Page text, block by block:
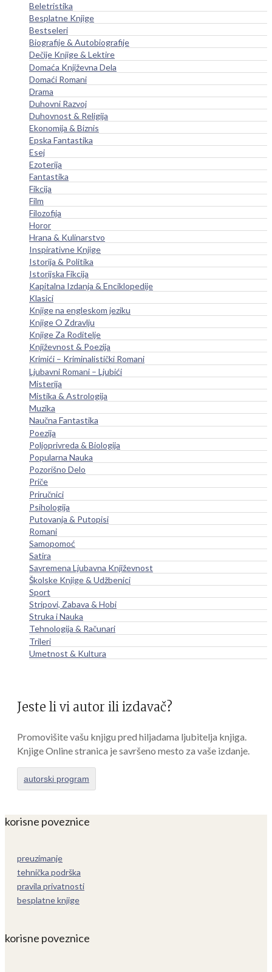
Beletristika
Besplatne Knjige
Bestseleri
Biografije & Autobiografije
Dečije Knjige & Lektire
Domaća Književna Dela
Domaći Romani
Drama
Duhovni Razvoj
Duhovnost & Religija
Ekonomija & Biznis
Epska Fantastika
Esej
Ezoterija
Fantastika
Fikcija
Film
Filozofija
Horor
Hrana & Kulinarstvo
Inspirativne Knjige
Istorija & Politika
Istorijska Fikcija
Kapitalna Izdanja & Enciklopedije
Klasici
Knjige na engleskom jeziku
Knjige O Zdravlju
Knjige Za Roditelje
Književnost & Poezija
Krimići – Kriminalistički Romani
Ljubavni Romani – Ljubići
Misterija
Mistika & Astrologija
Muzika
Naučna Fantastika
Poezija
Poljoprivreda & Biologija
Popularna Nauka
Pozorišno Delo
Priče
Priručnici
Psihologija
Putovanja & Putopisi
Romani
Samopomoć
Satira
Savremena Ljubavna Književnost
Školske Knjige & Udžbenici
Sport
Stripovi, Zabava & Hobi
Struka i Nauka
Tehnologija & Računari
Trileri
Umetnost & Kultura
Jeste li vi autor ili izdavač?
Promovišite vašu knjigu pred hiljadama ljubitelja knjiga.
Knjige Online stranica je savršeno mesto za vaše izdanje.
autorski program
korisne poveznice
preuzimanje
tehnička podrška
pravila privatnosti
besplatne knjige
korisne poveznice